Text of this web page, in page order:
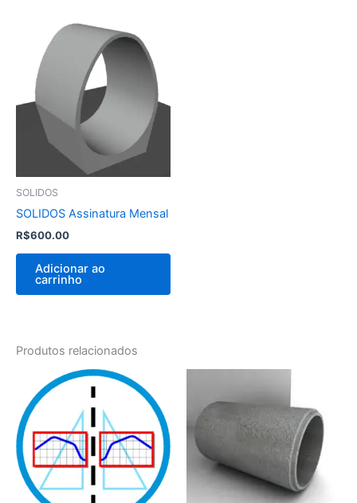
SOLIDOS
SOLIDOS Assinatura Mensal
R$600.00
Adicionar ao
carrinho
Produtos relacionados